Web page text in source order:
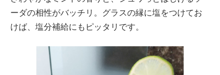
ーダの相性がバッチリ。グラスの縁に塩をつけてお
けば、塩分補給にもピッタリです。